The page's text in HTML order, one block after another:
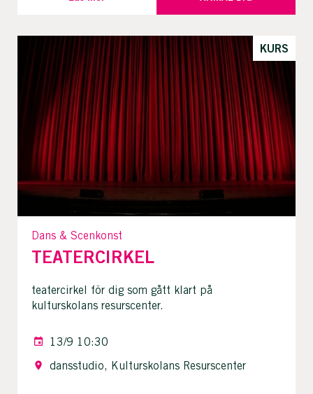
KURS
Dans & Scenkonst
TEATERCIRKEL
teatercirkel för dig som gått klart på
kulturskolans resurscenter.
13/9 10:30
dansstudio, Kulturskolans Resurscenter